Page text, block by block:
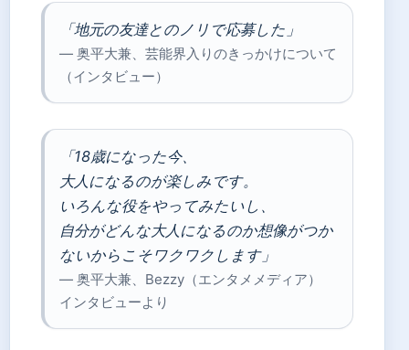
「地元の友達とのノリで応募した」
— 奥平大兼、芸能界入りのきっかけについて
（インタビュー）
「18歳になった今、
大人になるのが楽しみです。
いろんな役をやってみたいし、
自分がどんな大人になるのか想像がつか
ないからこそワクワクします」
— 奥平大兼、Bezzy（エンタメメディア）
インタビューより